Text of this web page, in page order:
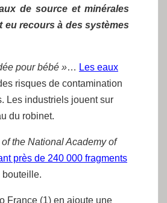
de source et minérales
eu recours à des systèmes
pour bébé »… Les eaux
risques de contamination
Les industriels jouent sur
du robinet.
the National Academy of
près de 240 000 fragments
bouteille.
France (1) en ajoute une